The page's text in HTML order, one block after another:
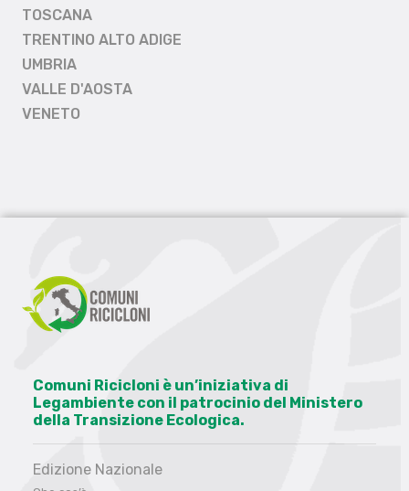
TOSCANA
TRENTINO ALTO ADIGE
UMBRIA
VALLE D'AOSTA
VENETO
Comuni Ricicloni è un’iniziativa di
Legambiente con il patrocinio del Ministero
della Transizione Ecologica.
Edizione Nazionale